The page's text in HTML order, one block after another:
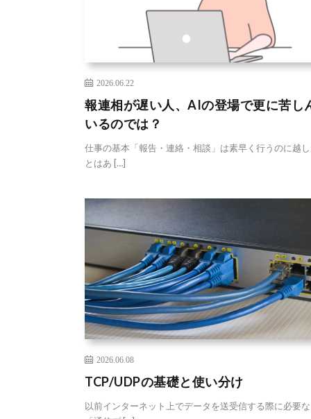
2026.06.22
報連相が遅い人、AIの登場で更に苦し
いるのでは？
仕事の基本「報告・連絡・相談」は素早く行うのに越し
とはあ […]
2026.06.08
TCP/UDPの基礎と使い分け
以前インターネット上でデータを送受信する際に必要な